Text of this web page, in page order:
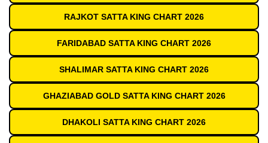
RAJKOT SATTA KING CHART 2026
FARIDABAD SATTA KING CHART 2026
SHALIMAR SATTA KING CHART 2026
GHAZIABAD GOLD SATTA KING CHART 2026
DHAKOLI SATTA KING CHART 2026